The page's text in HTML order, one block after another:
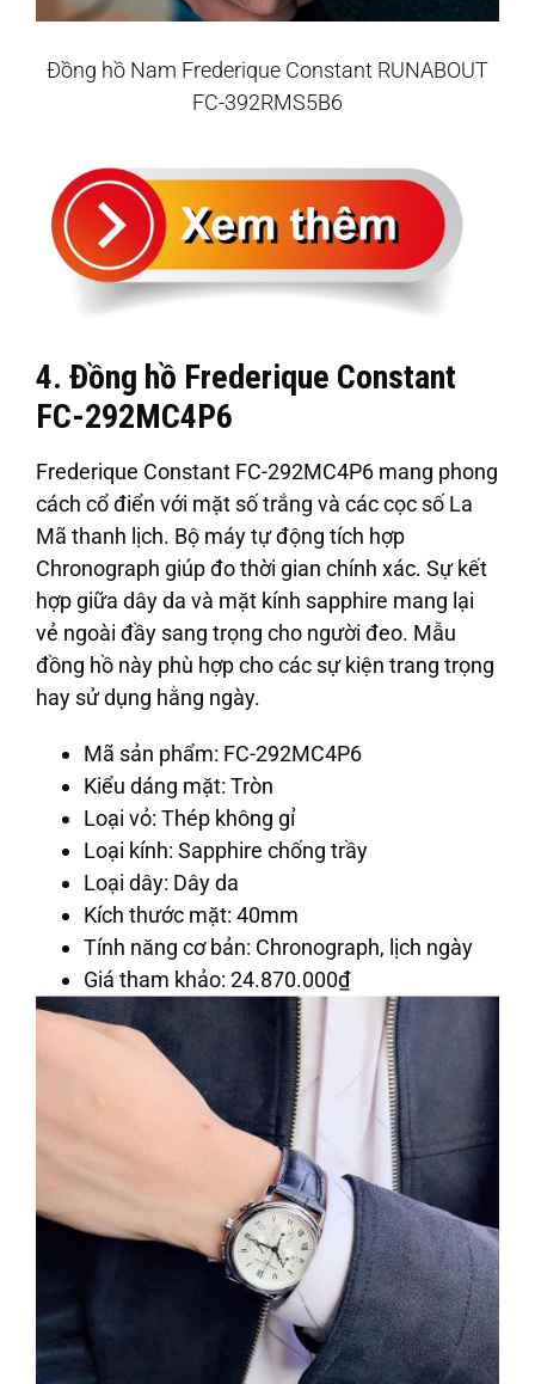
Đồng hồ Nam Frederique Constant RUNABOUT
FC-392RMS5B6
4. Đồng hồ Frederique Constant
FC-292MC4P6
Frederique Constant FC-292MC4P6 mang phong
cách cổ điển với mặt số trắng và các cọc số La
Mã thanh lịch. Bộ máy tự động tích hợp
Chronograph giúp đo thời gian chính xác. Sự kết
hợp giữa dây da và mặt kính sapphire mang lại
vẻ ngoài đầy sang trọng cho người đeo. Mẫu
đồng hồ này phù hợp cho các sự kiện trang trọng
hay sử dụng hằng ngày.
Mã sản phẩm: FC-292MC4P6
Kiểu dáng mặt: Tròn
Loại vỏ: Thép không gỉ
Loại kính: Sapphire chống trầy
Loại dây: Dây da
Kích thước mặt: 40mm
Tính năng cơ bản: Chronograph, lịch ngày
Giá tham khảo: 24.870.000₫